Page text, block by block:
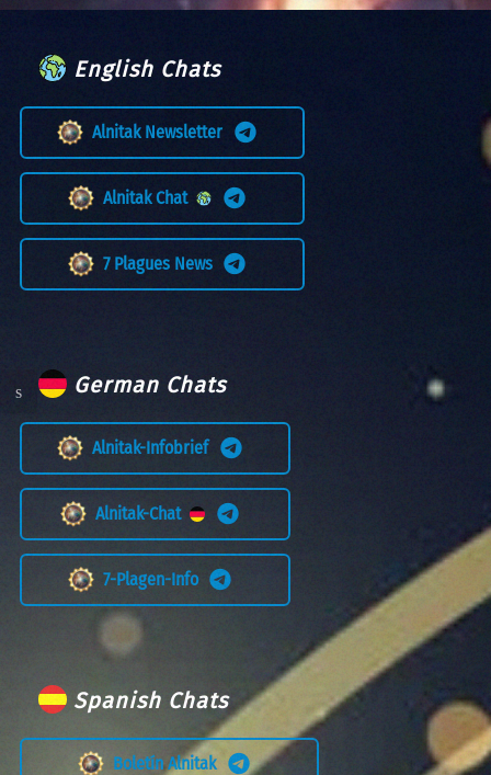
English Chats
Alnitak Newsletter
Alnitak Chat
7 Plagues News
German Chats
Alnitak-Infobrief
Alnitak-Chat
7-Plagen-Info
Spanish Chats
Boletín Alnitak